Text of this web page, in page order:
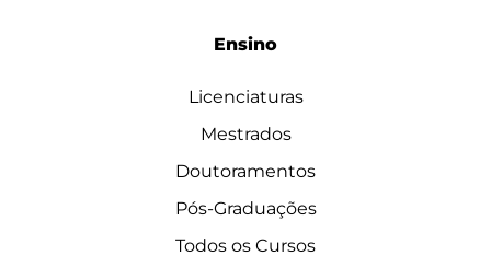
Ensino
Licenciaturas
Mestrados
Doutoramentos
Pós-Graduações
Todos os Cursos